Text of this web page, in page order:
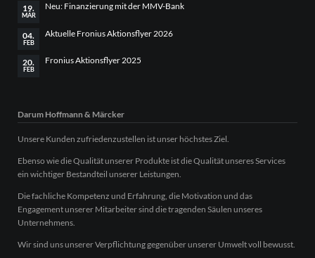
19.
MÄR
Neu: Finanzierung mit der MMV-Bank
04.
FEB
Aktuelle Fronius Aktionsflyer 2026
20.
FEB
Fronius Aktionsflyer 2025
Darum Hoffmann & Märcker
Unsere Kunden zufriedenzustellen ist unser höchstes Ziel.
Ebenso wie die Qualität unserer Produkte ist die Qualität unseres Services
ein wichtiger Bestandteil unserer Leistungen.
Die fachliche Kompetenz und Erfahrung, die Motivation und das
Engagement unserer Mitarbeiter sind die tragenden Säulen unseres
Unternehmens.
Wir sind uns unserer Verpflichtung gegenüber unserer Umwelt voll bewusst.